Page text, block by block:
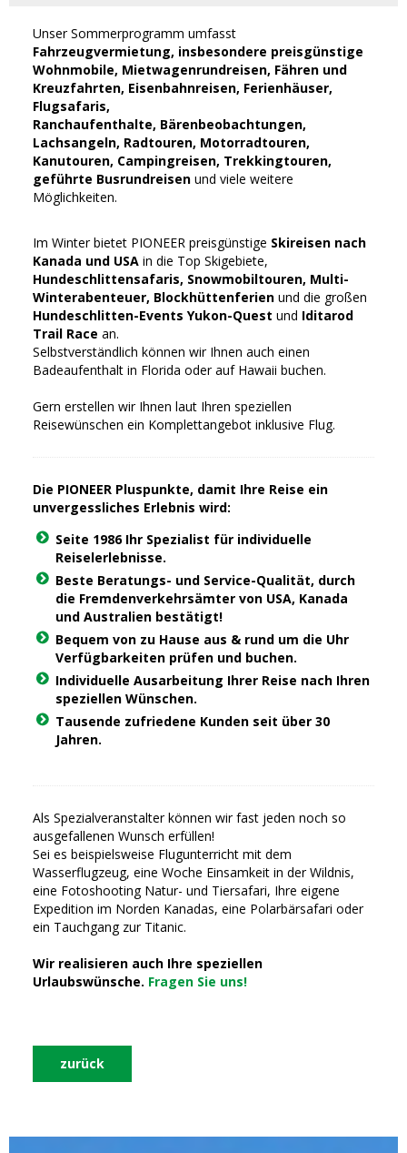
Unser Sommerprogramm umfasst
Fahrzeugvermietung, insbesondere preisgünstige
Wohnmobile, Mietwagenrundreisen, Fähren und
Kreuzfahrten, Eisenbahnreisen, Ferienhäuser,
Flugsafaris,
Ranchaufenthalte, Bärenbeobachtungen,
Lachsangeln, Radtouren, Motorradtouren,
Kanutouren, Campingreisen, Trekkingtouren,
geführte Busrundreisenund viele weitere
Möglichkeiten.
Im Winter bietet PIONEER preisgünstige Skireisen nach
Kanada und USAin die Top Skigebiete,
Hundeschlittensafaris, Snowmobiltouren, Multi-
Winterabenteuer, Blockhüttenferienund die großen
Hundeschlitten-Events Yukon-Quest und Iditarod
Trail Race an.
Selbstverständlich können wir Ihnen auch einen
Badeaufenthalt in Florida oder auf Hawaii buchen.
Gern erstellen wir Ihnen laut Ihren speziellen
Reisewünschen ein Komplettangebot inklusive Flug.
Die PIONEER Pluspunkte, damit Ihre Reise ein
unvergessliches Erlebnis wird:
Seite 1986 Ihr Spezialist für individuelle
Reiselerlebnisse.
Beste Beratungs- und Service-Qualität, durch
die Fremdenverkehrsämter von USA, Kanada
und Australien bestätigt!
Bequem von zu Hause aus & rund um die Uhr
Verfügbarkeiten prüfen und buchen.
Individuelle Ausarbeitung Ihrer Reise nach Ihren
speziellen Wünschen.
Tausende zufriedene Kunden seit über 30
Jahren.
Als Spezialveranstalter können wir fast jeden noch so
ausgefallenen Wunsch erfüllen!
Sei es beispielsweise Flugunterricht mit dem
Wasserflugzeug, eine Woche Einsamkeit in der Wildnis,
eine Fotoshooting Natur- und Tiersafari, Ihre eigene
Expedition im Norden Kanadas, eine Polarbärsafari oder
ein Tauchgang zur Titanic.
Wir realisieren auch Ihre speziellen
Urlaubswünsche. Fragen Sie uns!
zurück